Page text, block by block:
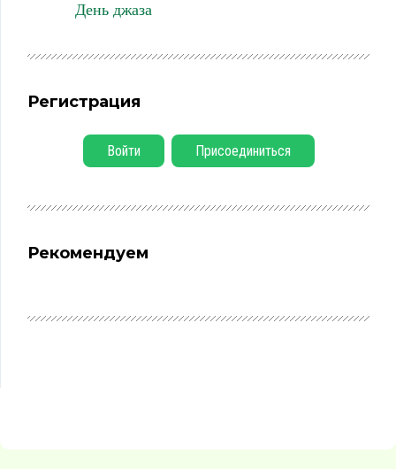
День джаза
Регистрация
Войти Присоединиться
Рекомендуем